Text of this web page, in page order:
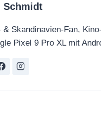
Schmidt
Skandinavien-Fan,
Pixel 9 Pro XL mit